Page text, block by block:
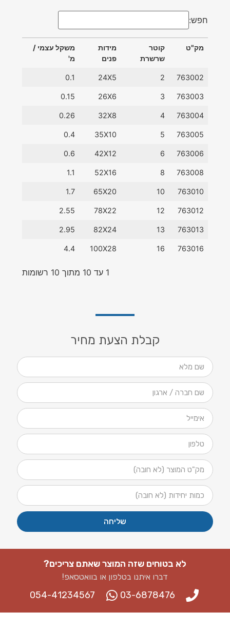
חפש:
מק"ט
קוטר
שרשרת
מידות
פנים
משקל עצמי /
מ'
מק"ט
קוטר
מידות
משקל עצמי /
763002
2
24X5
0.1
763003
3
26X6
0.15
763004
4
32X8
0.26
763005
5
35X10
0.4
763006
6
42X12
0.6
763008
8
52X16
1.1
763010
10
65X20
1.7
763012
12
78X22
2.55
763013
13
82X24
2.95
763016
16
100X28
4.4
1 עד 10 מתוך 10 רשומות
קבלת הצעת מחיר
שליחה
לא בטוחים שזה המוצר שאתם צריכים?
דברו איתנו בטלפון או בוואטסאפ​!
03-6878476
054-41234567